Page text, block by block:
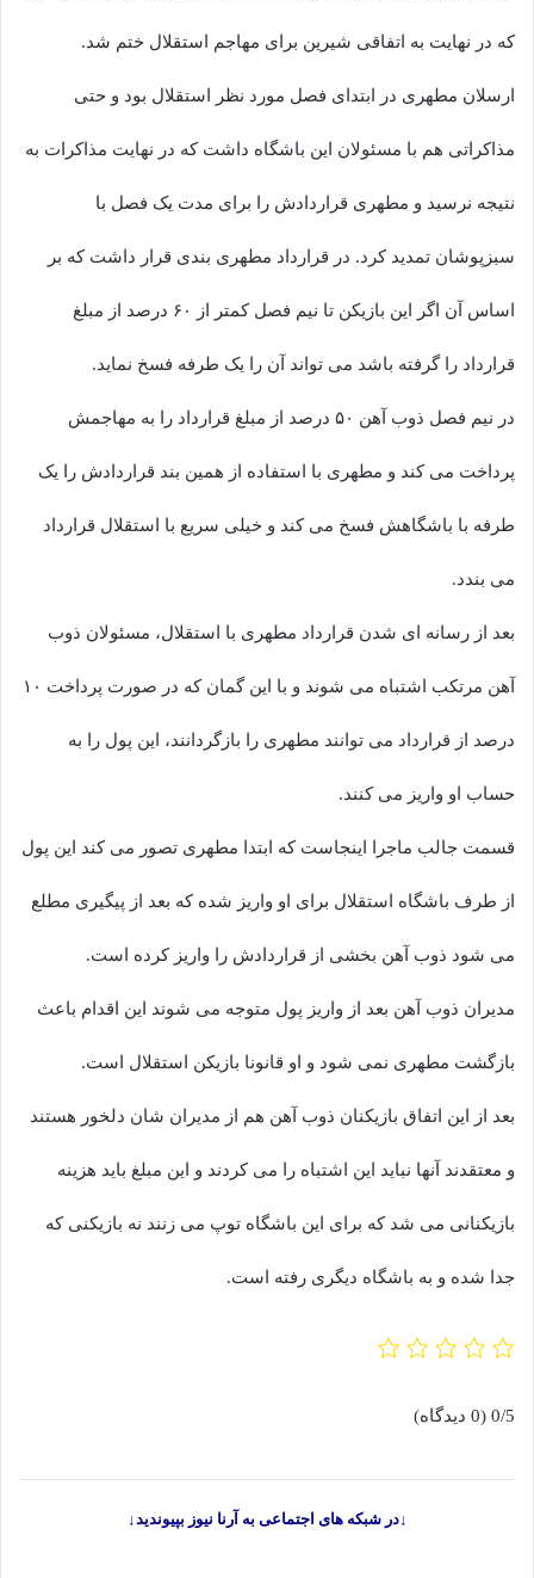
که در نهایت به اتفاقی شیرین برای مهاجم استقلال ختم شد.
ارسلان مطهری در ابتدای فصل مورد نظر استقلال بود و حتی
مذاکراتی هم با مسئولان این باشگاه داشت که در نهایت مذاکرات به
نتیجه نرسید و مطهری قراردادش را برای مدت یک فصل با
سبزپوشان تمدید کرد. در قرارداد مطهری بندی قرار داشت که بر
اساس آن اگر این بازیکن تا نیم فصل کمتر از ۶۰ درصد از مبلغ
قرارداد را گرفته باشد می تواند آن را یک طرفه فسخ نماید.
در نیم فصل ذوب آهن ۵۰ درصد از مبلغ قرارداد را به مهاجمش
پرداخت می کند و مطهری با استفاده از همین بند قراردادش را یک
طرفه با باشگاهش فسخ می کند و خیلی سریع با استقلال قرارداد
می بندد.
بعد از رسانه ای شدن قرارداد مطهری با استقلال، مسئولان ذوب
آهن مرتکب اشتباه می شوند و با این گمان که در صورت پرداخت ۱۰
درصد از قرارداد می توانند مطهری را بازگردانند، این پول را به
حساب او واریز می کنند.
قسمت جالب ماجرا اینجاست که ابتدا مطهری تصور می کند این پول
از طرف باشگاه استقلال برای او واریز شده که بعد از پیگیری مطلع
می شود ذوب آهن بخشی از قراردادش را واریز کرده است.
مدیران ذوب آهن بعد از واریز پول متوجه می شوند این اقدام باعث
بازگشت مطهری نمی شود و او قانونا بازیکن استقلال است.
بعد از این اتفاق بازیکنان ذوب آهن هم از مدیران شان دلخور هستند
و معتقدند آنها نباید این اشتباه را می کردند و این مبلغ باید هزینه
بازیکنانی می شد که برای این باشگاه توپ می زنند نه بازیکنی که
جدا شده و به باشگاه دیگری رفته است.
0/5 (0 دیدگاه)
↓در شبکه های اجتماعی به آرنا نیوز بپیوندید↓